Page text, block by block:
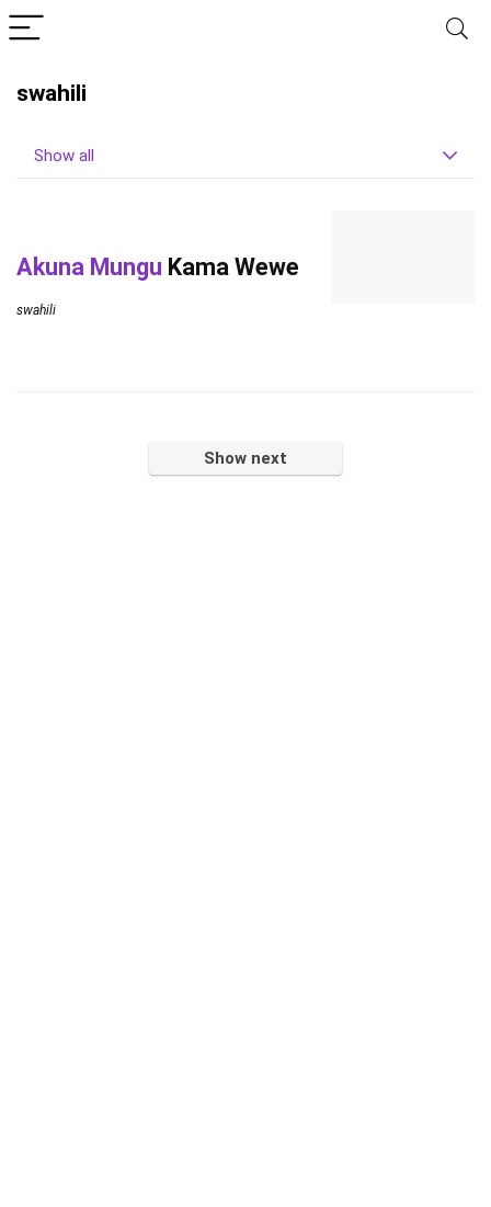
swahili
Show all
Akuna Mungu Kama Wewe
swahili
Show next